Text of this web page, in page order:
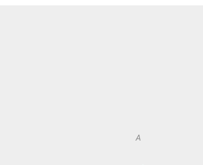
A